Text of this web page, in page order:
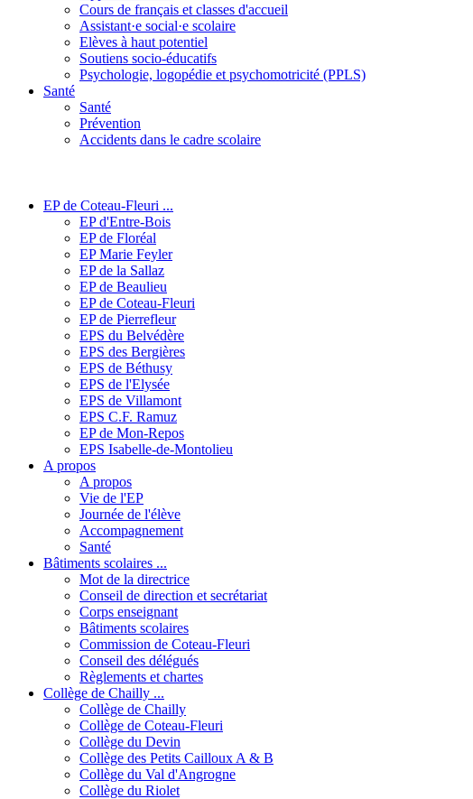
Cours de français et classes d'accueil
Assistant·e social·e scolaire
Elèves à haut potentiel
Soutiens socio-éducatifs
Psychologie, logopédie et psychomotricité (PPLS)
Santé
Santé
Prévention
Accidents dans le cadre scolaire
EP de Coteau-Fleuri ...
EP d'Entre-Bois
EP de Floréal
EP Marie Feyler
EP de la Sallaz
EP de Beaulieu
EP de Coteau-Fleuri
EP de Pierrefleur
EPS du Belvédère
EPS des Bergières
EPS de Béthusy
EPS de l'Elysée
EPS de Villamont
EPS C.F. Ramuz
EP de Mon-Repos
EPS Isabelle-de-Montolieu
A propos
A propos
Vie de l'EP
Journée de l'élève
Accompagnement
Santé
Bâtiments scolaires ...
Mot de la directrice
Conseil de direction et secrétariat
Corps enseignant
Bâtiments scolaires
Commission de Coteau-Fleuri
Conseil des délégués
Règlements et chartes
Collège de Chailly ...
Collège de Chailly
Collège de Coteau-Fleuri
Collège du Devin
Collège des Petits Cailloux A & B
Collège du Val d'Angrogne
Collège du Riolet